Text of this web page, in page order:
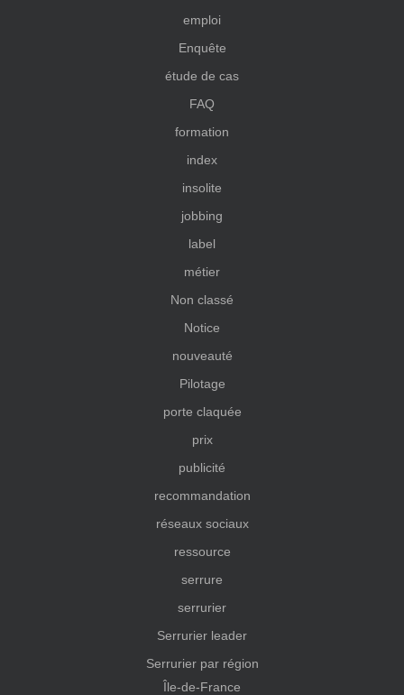
emploi
Enquête
étude de cas
FAQ
formation
index
insolite
jobbing
label
métier
Non classé
Notice
nouveauté
Pilotage
porte claquée
prix
publicité
recommandation
réseaux sociaux
ressource
serrure
serrurier
Serrurier leader
Serrurier par région
Île-de-France